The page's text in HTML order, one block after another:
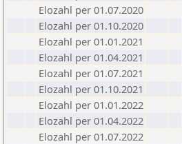
Elozahl per 01.07.2020
Elozahl per 01.10.2020
Elozahl per 01.01.2021
Elozahl per 01.04.2021
Elozahl per 01.07.2021
Elozahl per 01.10.2021
Elozahl per 01.01.2022
Elozahl per 01.04.2022
Elozahl per 01.07.2022